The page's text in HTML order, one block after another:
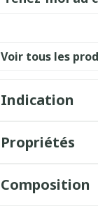
Voir tous les
Indication
Propriétés
Composition